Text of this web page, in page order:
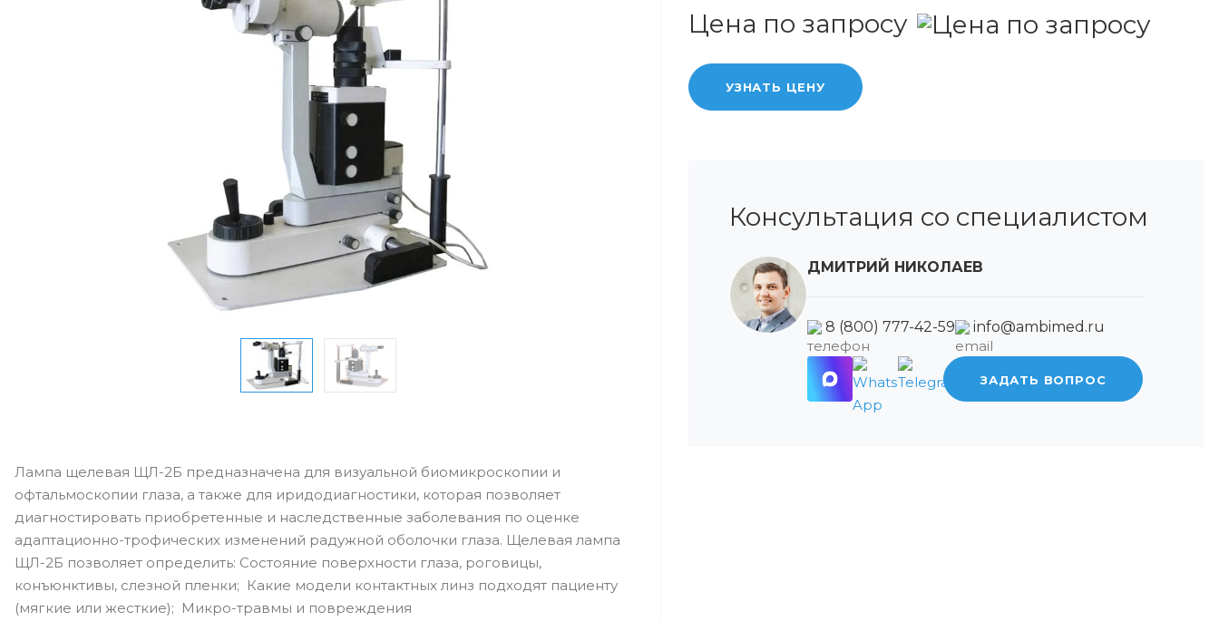
Цена по запросу
УЗНАТЬ ЦЕНУ
Консультация со специалистом
ДМИТРИЙ НИКОЛАЕВ
8 (800) 777-42-59 info@ambimed.ru
ЗАДАТЬ ВОПРОС
Лампа щелевая ЩЛ-2Б предназначена для визуальной биомикроскопии и
офтальмоскопии глаза, а также для иридодиагностики, которая позволяет
диагностировать приобретенные и наследственные заболевания по оценке
адаптационно-трофических изменений радужной оболочки глаза. Щелевая лампа
ЩЛ-2Б позволяет определить: Состояние поверхности глаза, роговицы,
конъюнктивы, слезной пленки; Какие модели контактных линз подходят пациенту
(мягкие или жесткие); Микро-травмы и повреждения